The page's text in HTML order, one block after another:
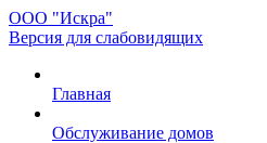
ООО "Искра"
Версия для слабовидящих
Главная
Обслуживание домов